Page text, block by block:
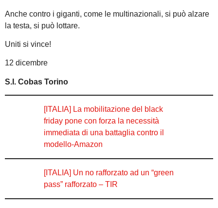
Anche contro i giganti, come le multinazionali, si può alzare
la testa, si può lottare.
Uniti si vince!
12 dicembre
S.I. Cobas Torino
[ITALIA] La mobilitazione del black
friday pone con forza la necessità
immediata di una battaglia contro il
modello-Amazon
[ITALIA] Un no rafforzato ad un “green
pass” rafforzato – TIR